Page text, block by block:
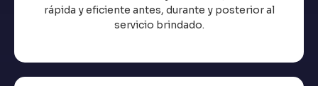
rápida y eficiente antes, durante y posterior al
servicio brindado.